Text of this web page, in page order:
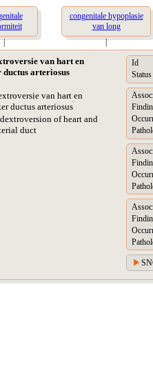
congenitale hypoplasie
van long
| |
van hart en
arteriosus
van hart en
ductus arteriosus
of heart and
duct
Id
Status